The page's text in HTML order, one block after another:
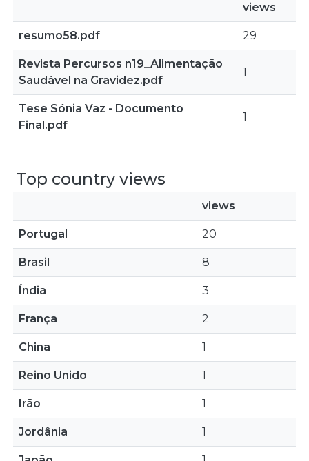
views
resumo58.pdf 29
Revista Percursos n19_Alimentação
Saudável na Gravidez.pdf
1
Tese Sónia Vaz - Documento
Final.pdf
1
Top country views
views
Portugal 20
Brasil 8
Índia 3
França 2
China 1
Reino Unido 1
Irão 1
Jordânia 1